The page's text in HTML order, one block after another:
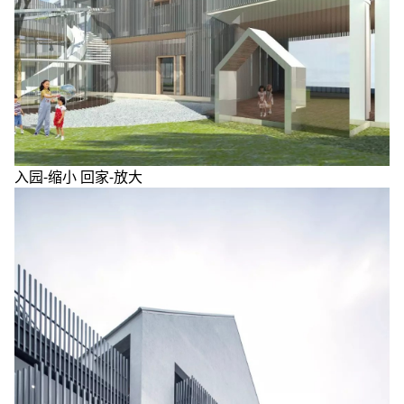
入园-缩小 回家-放大